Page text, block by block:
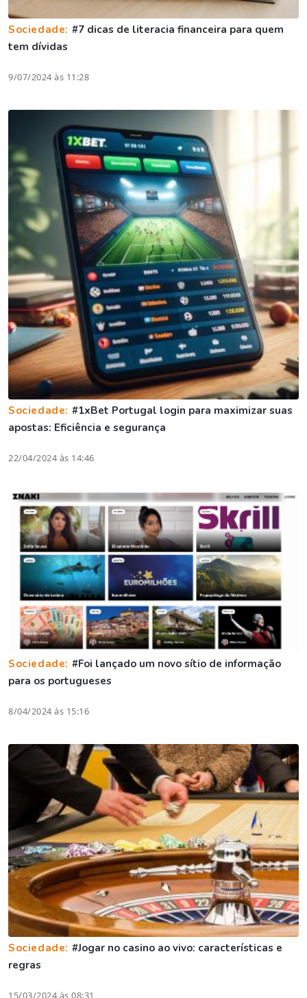
Sociedade: #7 dicas de literacia financeira para quem
tem dívidas
9/07/2024 às 11:28
Sociedade: #1xBet Portugal login para maximizar suas
apostas: Eficiência e segurança
22/04/2024 às 14:46
Sociedade: #Foi lançado um novo sítio de informação
para os portugueses
8/04/2024 às 15:16
Sociedade: #Jogar no casino ao vivo: características e
regras
15/03/2024 às 08:31